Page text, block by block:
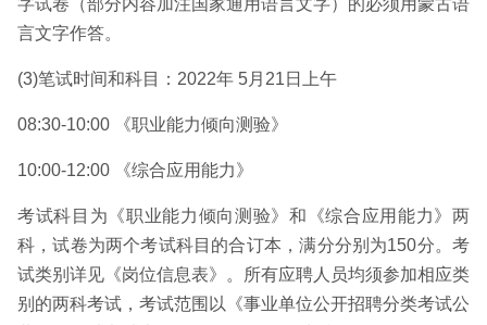
字试卷（部分内容加注国家通用语言文字）的必须用蒙古语
言文字作答。
(3)笔试时间和科目：2022年 5月21日上午
08:30-10:00 《职业能力倾向测验》
10:00-12:00 《综合应用能力》
考试科目为《职业能力倾向测验》和《综合应用能力》两
科，试卷为两个考试科目的合订本，满分分别为150分。考
试类别详见《岗位信息表》。所有应聘人员均须参加相应类
别的两科考试，考试范围以《事业单位公开招聘分类考试公